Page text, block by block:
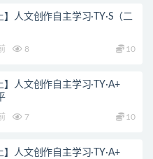
】人文创作自主学习·TY·S（二
8 10
】人文创作自主学习·TY·A+
7 10
】人文创作自主学习·TY·A+